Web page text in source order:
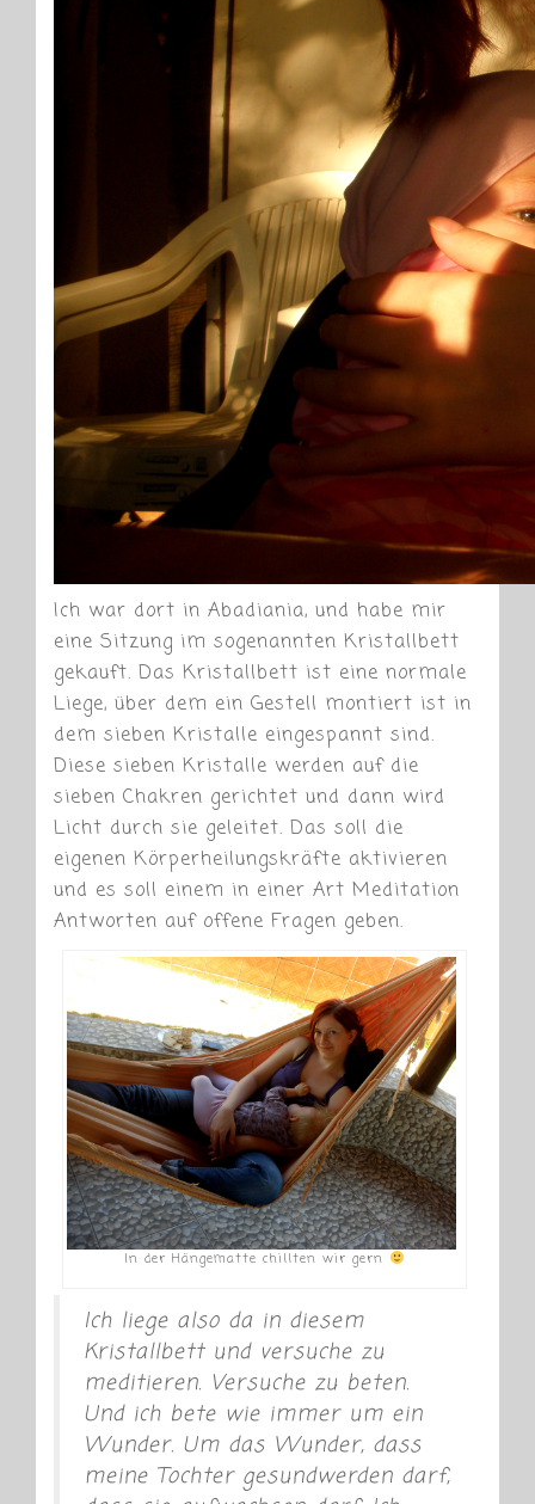
Ich war dort in Abadiania, und habe mir
eine Sitzung im sogenannten Kristallbett
gekauft. Das Kristallbett ist eine normale
Liege, über dem ein Gestell montiert ist in
dem sieben Kristalle eingespannt sind.
Diese sieben Kristalle werden auf die
sieben Chakren gerichtet und dann wird
Licht durch sie geleitet. Das soll die
eigenen Körperheilungskräfte aktivieren
und es soll einem in einer Art Meditation
Antworten auf offene Fragen geben.
In der Hängematte chillten wir gern
Ich liege also da in diesem
Kristallbett und versuche zu
meditieren. Versuche zu beten.
Und ich bete wie immer um ein
Wunder. Um das Wunder, dass
meine Tochter gesundwerden darf,